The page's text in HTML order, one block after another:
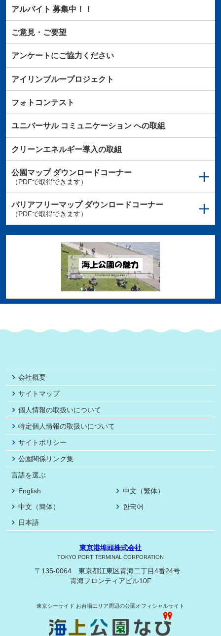
アルバイト 募集中！！
ご意見・ご要望
アンケートにご協力ください
アイリンブループロジェクト
フォトコンテスト
ユニバーサルコミュニケーションへの取組
クリーンエネルギー導入の取組
公園マップダウンロードコーナー
（PDFで取得できます）
バリアフリーマップダウンロードコーナー
（PDFで取得できます）
会社概要
サイトマップ
個人情報の取扱いについて
特定個人情報の取扱いについて
サイトポリシー
公園関係リンク集
言語を選ぶ
English
中文（繁体）
中文（簡体）
한국어
日本語
東京港埠頭株式会社
TOKYO PORT TERMINAL CORPORATION
〒135-0064 東京都江東区青海二丁目4番24号
青海フロンティアビル10F
東京シーサイド お台場エリア周辺の公園オフィシャルサイト